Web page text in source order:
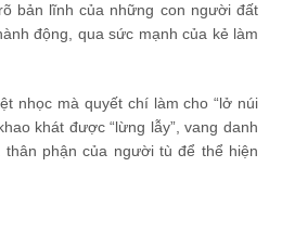
bản lĩnh của những con người đất
động, qua sức mạnh của kẻ làm
nhọc mà quyết chí làm cho “lở núi
khát được “lừng lẫy”, vang danh
phận của người tù để thể hiện